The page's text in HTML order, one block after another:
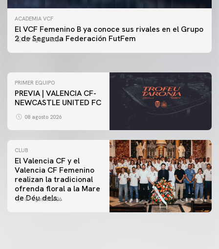
ACADEMIA VCF
El VCF Femenino B ya conoce sus rivales en el Grupo
2 de Segunda Federación FutFem
07 agosto 2026
PRIMER EQUIPO
ENTRENAMIENTO DEL VALENCIA CF 7/8/2026
PRIMER EQUIPO
PREVIA | VALENCIA CF-
NEWCASTLE UNITED FC
08 agosto 2026
CLUB
El Valencia CF y el
Valencia CF Femenino
realizan la tradicional
ofrenda floral a la Mare
de Déu dels
07 agosto 2026